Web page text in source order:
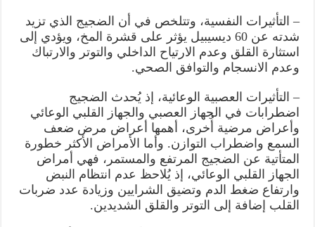
– التأثيرات النفسية، وتتلخص في أن الضجيج الذي تزيد
شدته عن 60 ديسيبيل يؤثر على قشرة المخ، ويؤدي إلى
استثارة القلق وعدم الارتياح الداخلي والتوتر والارتباك
وعدم الانسجام والتوافق الصحي.
– التأثيرات العصبية الوعائية، إذ يُحدث الضجيج
اضطرابات في الجهاز العصبي والجهاز القلبي الوعائي
وأعراض مرضية أُخرى، أهمها أعراض مرض ضعف
السمع واضطراب التوازن. وأما الأمراض الأكثر خطورة
المتأتية عن الضجيج المرتفع والمستمر، فهي أمراض
الجهاز القلبي الوعائي، إذ يُلاحظ عدم انتظام النبض
وارتفاع ضغط الدم وتضيق الشرايين وزيادة عدد ضربات
القلب إضافة إلى التوتر والقلق الشديدين.